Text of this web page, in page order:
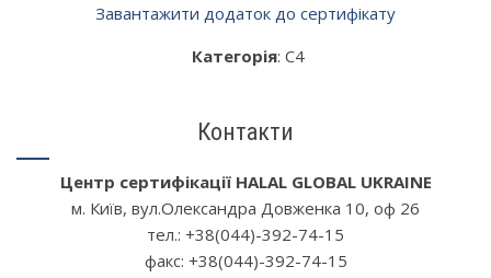
Завантажити додаток до сертифікату
Категорія: С4
Контакти
Центр сертифікації HALAL GLOBAL UKRAINE
м. Київ, вул.Олександра Довженка 10, oф 26
тел.: +38(044)-392-74-15
факс: +38(044)-392-74-15